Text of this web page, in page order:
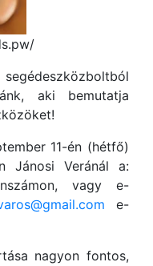
aki bemutatja
11-én (hétfő)
Jánosi Veránál a:
vagy e-
e-
nagyon fontos,